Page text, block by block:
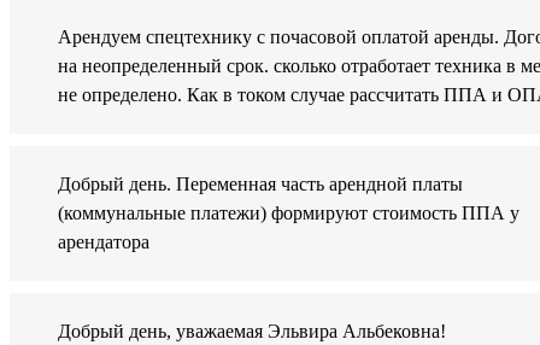
Арендуем спецтехнику с почасовой оплатой аренды.
на неопределенный срок. сколько отработает техника в
не определено. Как в током случае рассчитать ППА и
Добрый день. Переменная часть арендной платы
(коммунальные платежи) формируют стоимость ППА у
арендатора
Добрый день, уважаемая Эльвира Альбековна!